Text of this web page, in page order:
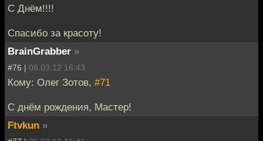
С Днём!!!!
Спасибо за красоту!
BrainGrabber »
#76 | 06.03.12 16:43
Кому: Олег Зотов, #71
С днём рождения, Мастер!
Ftvkun »